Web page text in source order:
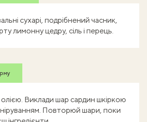
сухарі, подрібнений часник,
лимонну цедру, сіль і перець.
Виклади шар сардин шкіркою
Повторюй шари, поки